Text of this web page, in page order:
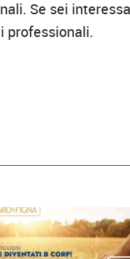
Se sei
professionali.